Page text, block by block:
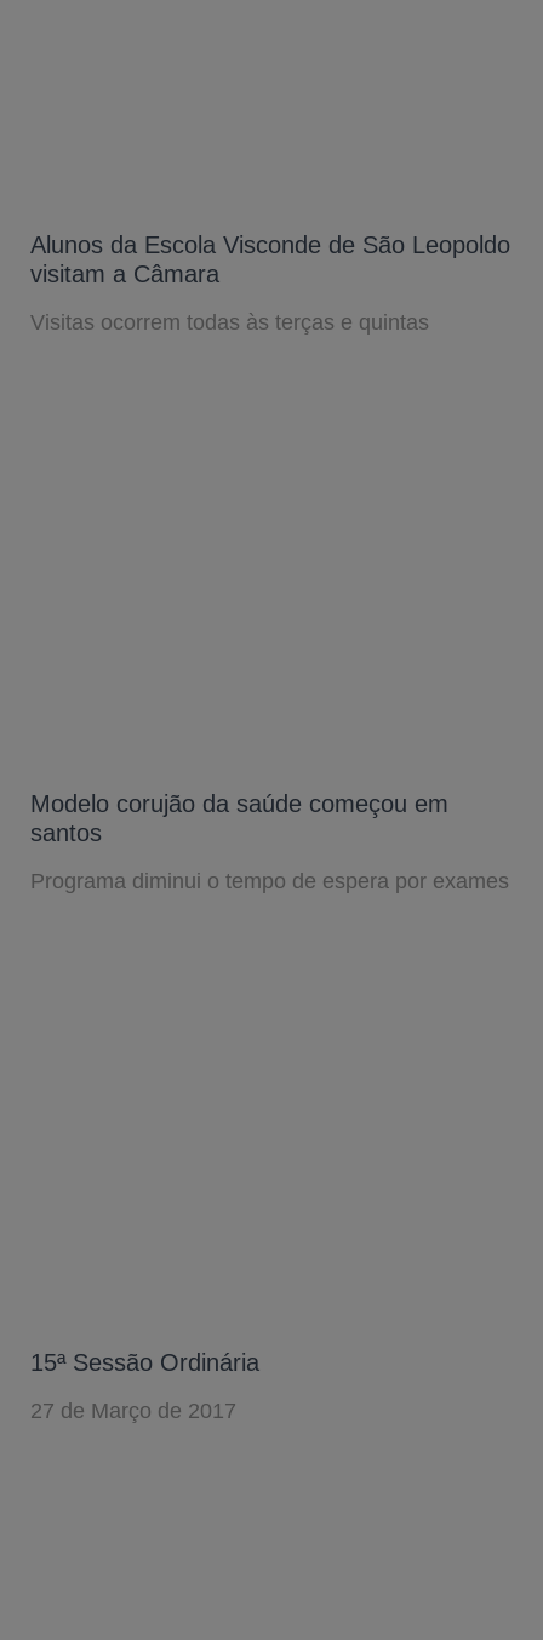
Alunos da Escola Visconde de São Leopoldo
visitam a Câmara
Visitas ocorrem todas às terças e quintas
Modelo corujão da saúde começou em
santos
Programa diminui o tempo de espera por exames
15ª Sessão Ordinária
27 de Março de 2017